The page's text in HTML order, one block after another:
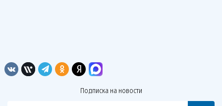
Подписка на новости